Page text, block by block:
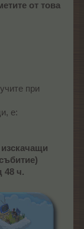
от това
при
е:
48 ч.